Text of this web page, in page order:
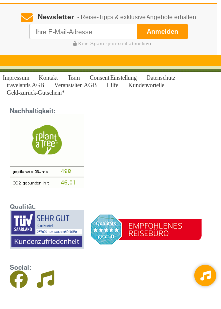
Newsletter - Reise-Tipps & exklusive Angebote erhalten
Anmelden
Kein Spam · jederzeit abmelden
Impressum Kontakt Team Consent Einstellung
Datenschutz
travelantis AGB
Veranstalter-AGB Hilfe
Kundenvorteile
Geld-zurück-Gutschein*
Nachhaltigkeit:
Qualität:
Social: